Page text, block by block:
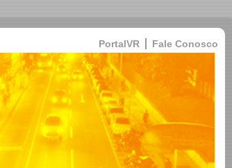
Fale Conosco
PortalVR